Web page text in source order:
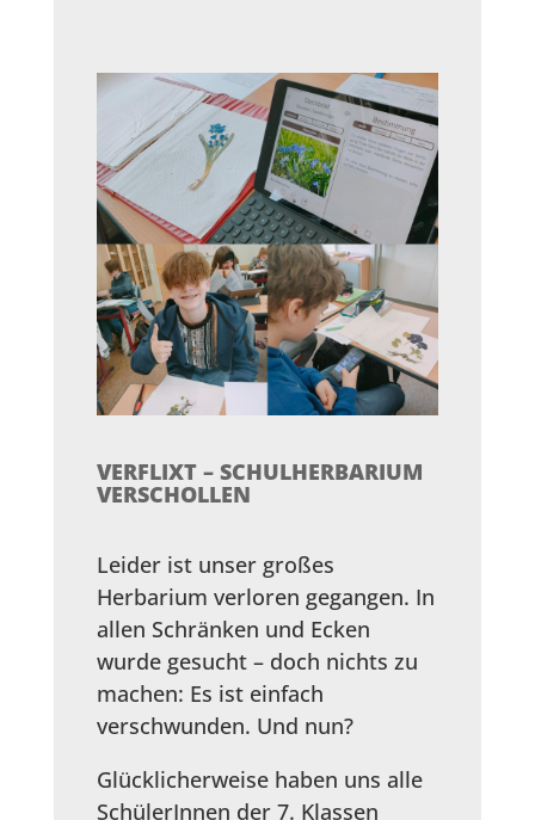
VERFLIXT – SCHULHERBARIUM
VERSCHOLLEN
Leider ist unser großes
Herbarium verloren gegangen. In
allen Schränken und Ecken
wurde gesucht – doch nichts zu
machen: Es ist einfach
verschwunden. Und nun?
Glücklicherweise haben uns alle
SchülerInnen der 7. Klassen